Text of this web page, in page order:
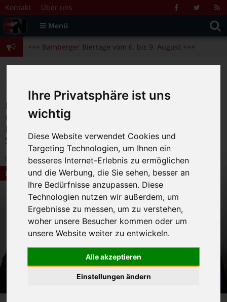
Ihre Privatsphäre ist uns
wichtig
Diese Website verwendet Cookies und
Targeting Technologien, um Ihnen ein
besseres Internet-Erlebnis zu ermöglichen
und die Werbung, die Sie sehen, besser an
Ihre Bedürfnisse anzupassen. Diese
Technologien nutzen wir außerdem, um
Ergebnisse zu messen, um zu verstehen,
woher unsere Besucher kommen oder um
unsere Website weiter zu entwickeln.
Alle akzeptieren
Einstellungen ändern
Zum Inhalt springen
Kontakt Über uns FacebookTwitter
Menü
Suche
nach:
+++ Bamberger Biertage vom 6. bis 9. August +++
+++ Blues- und Jazzfestival vom 31.7. bis 9.8. +++
+++ Bamberger Biertage vom 6. bis 9. August +++
+++ Blues- und Jazzfestival vom 31.7. bis 9.8. +++
Die schönsten Geschichten von Pferden
und Verlust: Das neue Album des
Bamberger Trios Charlotte steht in den
Startlöchern
29.12.2021 16:52 | FN-Redaktion |
0
Bamberg News